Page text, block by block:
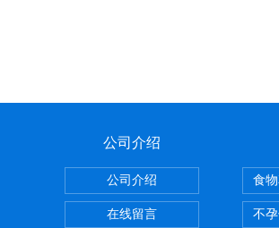
公司介绍
公司介绍
在线留言
食
不